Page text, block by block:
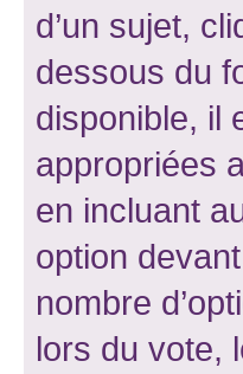
d’un sujet,
dessous du
disponible, il
appropriées
en incluant
option
nombre
lors du vote,